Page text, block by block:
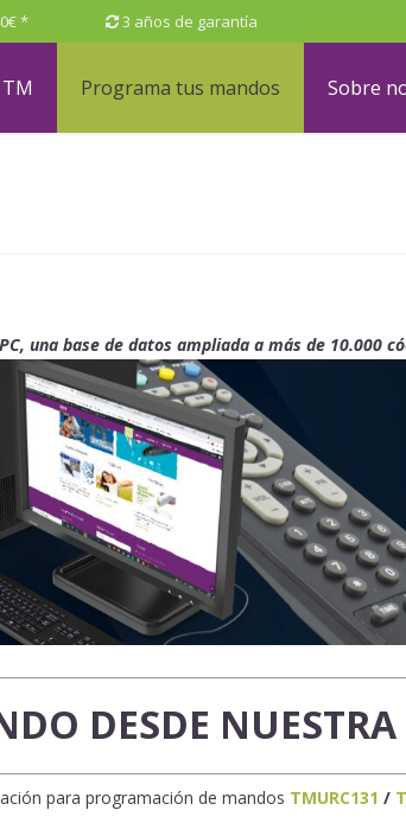
* 3 años de garantía
Programa tus mandos Sobre
una base de datos ampliada a más de 10.000
DESDE NUESTRA
para programación de mandos TMURC131 /